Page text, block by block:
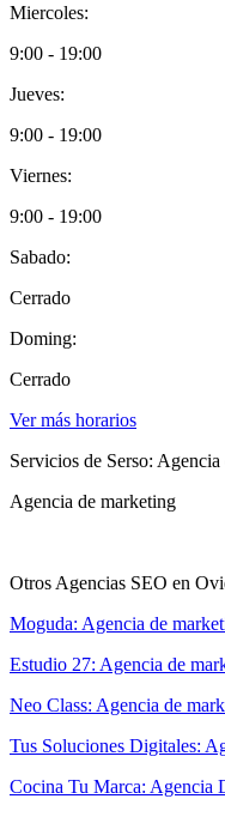
Miercoles:
9:00 - 19:00
Jueves:
9:00 - 19:00
Viernes:
9:00 - 19:00
Sabado:
Cerrado
Doming:
Cerrado
Ver más horarios
Servicios de Serso:
Agencia de marketing
Otros Agencias SEO en
Moguda: Agencia de
Estudio 27: Agencia de
Neo Class: Agencia de
Tus Soluciones Digitales:
Cocina Tu Marca: Agencia